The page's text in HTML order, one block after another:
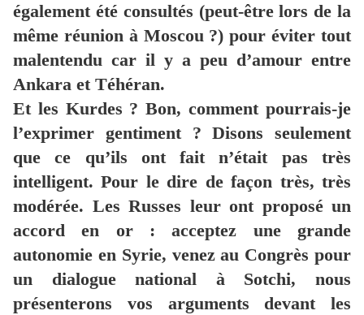
également été consultés (peut-être lors de la
même réunion à Moscou ?) pour éviter tout
malentendu car il y a peu d’amour entre
Ankara et Téhéran.
Et les Kurdes ? Bon, comment pourrais-je
l’exprimer gentiment ? Disons seulement
que ce qu’ils ont fait n’était pas très
intelligent. Pour le dire de façon très, très
modérée. Les Russes leur ont proposé un
accord en or : acceptez une grande
autonomie en Syrie, venez au Congrès pour
un dialogue national à Sotchi, nous
présenterons vos arguments devant les